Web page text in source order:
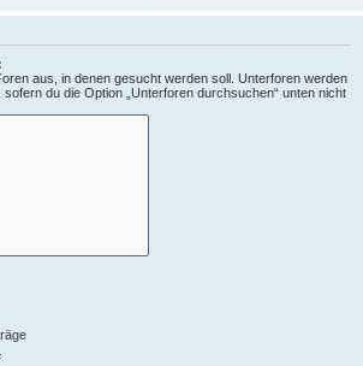
aus, in denen gesucht werden soll. Unterforen werden
du die Option „Unterforen durchsuchen“ unten nicht